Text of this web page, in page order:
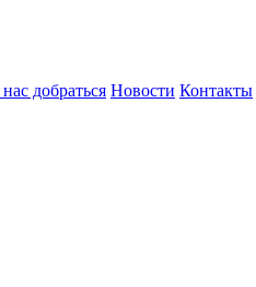
добраться Новости Контакты